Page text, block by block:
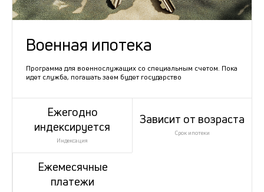
Военная ипотека
Программа для военнослужащих со специальным счетом. Пока
идет служба, погашать заем будет государство
Ежегодно
индексируется
Индексация
Зависит от возраста
Срок ипотеки
Ежемесячные
платежи